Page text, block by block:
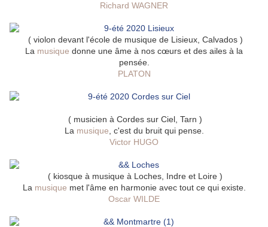
Richard WAGNER
( violon devant l'école de musique de Lisieux, Calvados )
La musique donne une âme à nos cœurs et des ailes à la
pensée.
PLATON
( musicien à Cordes sur Ciel, Tarn )
La musique , c'est du bruit qui pense.
Victor HUGO
( kiosque à musique à Loches, Indre et Loire )
La musique met l'âme en harmonie avec tout ce qui existe.
Oscar WILDE